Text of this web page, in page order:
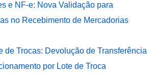
e NF-e: Nova Validação para
no Recebimento de Mercadorias
de Trocas: Devolução de Transferência
por Lote de Troca